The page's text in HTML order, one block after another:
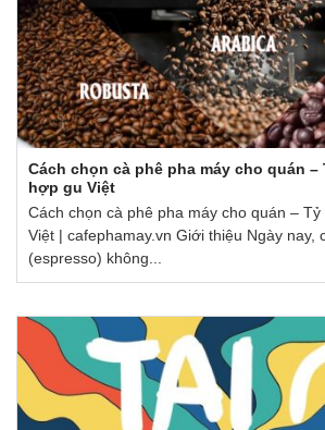
Cách chọn cà phê pha máy cho quán –
hợp gu Việt
Cách chọn cà phê pha máy cho quán –
Việt | cafephamay.vn Giới thiệu Ngày nay,
(espresso) không...